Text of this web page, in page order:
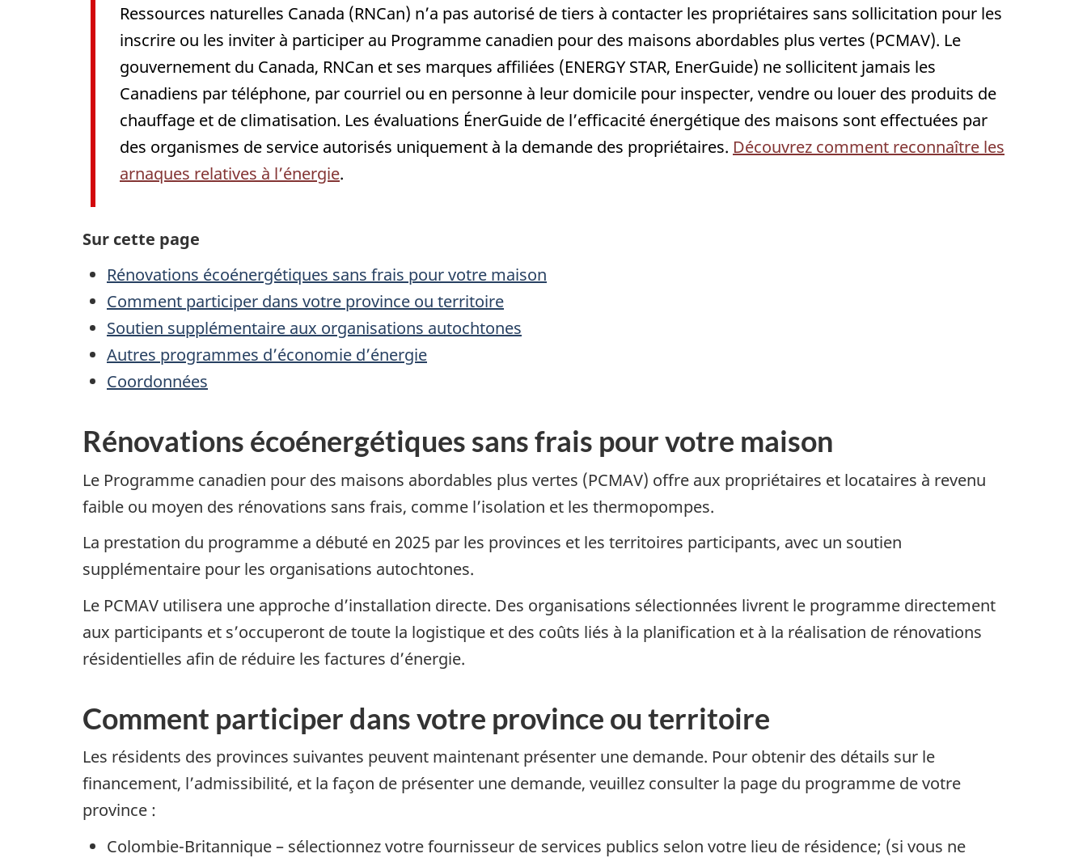
Ressources naturelles Canada (RNCan) n’a pas autorisé de tiers à contacter les propriétaires sans sollicitation pour les
inscrire ou les inviter à participer au Programme canadien pour des maisons abordables plus vertes (PCMAV). Le
gouvernement du Canada, RNCan et ses marques affiliées (ENERGY STAR, EnerGuide) ne sollicitent jamais les
Canadiens par téléphone, par courriel ou en personne à leur domicile pour inspecter, vendre ou louer des produits de
chauffage et de climatisation. Les évaluations ÉnerGuide de l’efficacité énergétique des maisons sont effectuées par
des organismes de service autorisés uniquement à la demande des propriétaires. Découvrez comment reconnaître les
arnaques relatives à l’énergie.
Sur cette page
Rénovations écoénergétiques sans frais pour votre maison
Comment participer dans votre province ou territoire
Soutien supplémentaire aux organisations autochtones
Autres programmes d’économie d’énergie
Coordonnées
Rénovations écoénergétiques sans frais pour votre maison
Le Programme canadien pour des maisons abordables plus vertes (PCMAV) offre aux propriétaires et locataires à revenu
faible ou moyen des rénovations sans frais, comme l’isolation et les thermopompes.
La prestation du programme a débuté en 2025 par les provinces et les territoires participants, avec un soutien
supplémentaire pour les organisations autochtones.
Le PCMAV utilisera une approche d’installation directe. Des organisations sélectionnées livrent le programme directement
aux participants et s’occuperont de toute la logistique et des coûts liés à la planification et à la réalisation de rénovations
résidentielles afin de réduire les factures d’énergie.
Comment participer dans votre province ou territoire
Les résidents des provinces suivantes peuvent maintenant présenter une demande. Pour obtenir des détails sur le
financement, l’admissibilité, et la façon de présenter une demande, veuillez consulter la page du programme de votre
province :
Colombie-Britannique – sélectionnez votre fournisseur de services publics selon votre lieu de résidence; (si vous ne